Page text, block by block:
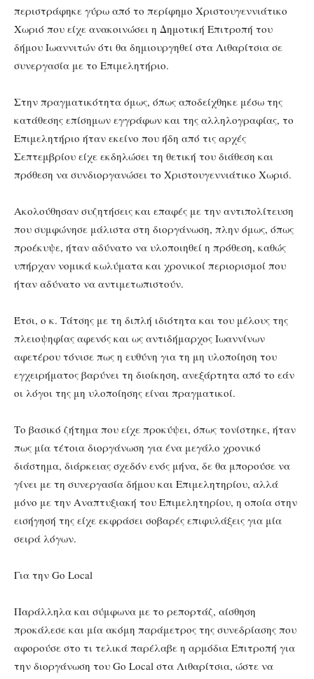
περιστράφηκε γύρω από το περίφημο Χριστουγεννιάτικο
Χωριό που είχε ανακοινώσει η Δημοτική Επιτροπή του
δήμου Ιωαννιτών ότι θα δημιουργηθεί στα Λιθαρίτσια σε
συνεργασία με το Επιμελητήριο.
Στην πραγματικότητα όμως, όπως αποδείχθηκε μέσω της
κατάθεσης επίσημων εγγράφων και της αλληλογραφίας, το
Επιμελητήριο ήταν εκείνο που ήδη από τις αρχές
Σεπτεμβρίου είχε εκδηλώσει τη θετική του διάθεση και
πρόθεση να συνδιοργανώσει το Χριστουγεννιάτικο Χωριό.
Ακολούθησαν συζητήσεις και επαφές με την αντιπολίτευση
που συμφώνησε μάλιστα στη διοργάνωση, πλην όμως, όπως
προέκυψε, ήταν αδύνατο να υλοποιηθεί η πρόθεση, καθώς
υπήρχαν νομικά κωλύματα και χρονικοί περιορισμοί που
ήταν αδύνατο να αντιμετωπιστούν.
Έτσι, ο κ. Τάτσης με τη διπλή ιδιότητα και του μέλους της
πλειοψηφίας αφενός και ως αντιδήμαρχος Ιωαννίνων
αφετέρου τόνισε πως η ευθύνη για τη μη υλοποίηση του
εγχειρήματος βαρύνει τη διοίκηση, ανεξάρτητα από το εάν
οι λόγοι της μη υλοποίησης είναι πραγματικοί.
Το βασικό ζήτημα που είχε προκύψει, όπως τονίστηκε, ήταν
πως μία τέτοια διοργάνωση για ένα μεγάλο χρονικό
διάστημα, διάρκειας σχεδόν ενός μήνα, δε θα μπορούσε να
γίνει με τη συνεργασία δήμου και Επιμελητηρίου, αλλά
μόνο με την Αναπτυξιακή του Επιμελητηρίου, η οποία στην
εισήγησή της είχε εκφράσει σοβαρές επιφυλάξεις για μία
σειρά λόγων.
Για την Go Local
Παράλληλα και σύμφωνα με το ρεπορτάζ, αίσθηση
προκάλεσε και μία ακόμη παράμετρος της συνεδρίασης που
αφορούσε στο τι τελικά παρέλαβε η αρμόδια Επιτροπή για
την διοργάνωση του Go Local στα Λιθαρίτσια, ώστε να